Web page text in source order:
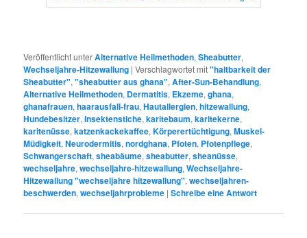
Veröffentlicht unterAlternative Heilmethoden,Sheabutter,
Wechseljahre-Hitzewallung |Verschlagwortet mit"haltbarkeit der
Sheabutter","sheabutter aus ghana",After-Sun-Behandlung,
Alternative Heilmethoden, Dermatitis, Ekzeme,ghana,
ghanafrauen,haarausfall-frau,Hautallergien,hitzewallung,
Hundebesitzer,Insektenstiche,karitebaum,karitekerne,
karitenüsse,katzenkackekaffee,Körperertüchtigung,Muskel-
Müdigkeit,Neurodermitis,nordghana, Pfoten, Pfotenpflege,
Schwangerschaft,sheabäume,sheabutter,sheanüsse,
wechseljahre,wechseljahre-hitzewallung,Wechseljahre-
Hitzewallung "wechseljahre hitzewallung",wechseljahren-
beschwerden,wechseljahrprobleme |Schreibe eine Antwort